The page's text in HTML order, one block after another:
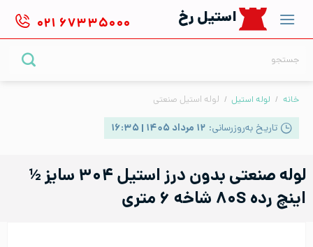
content
استیل رخ ۰۲۱ ۶۷۳۳۵۰۰۰
خانه / لوله استیل / لوله استیل صنعتی
تاریخ به‌روزرسانی: ۱۲ مرداد ۱۴۰۵ | ۱۶:۳۵
لوله صنعتی بدون درز استیل ۳۰۴ سایز ½
اینچ رده ۸۰S شاخه ۶ متری